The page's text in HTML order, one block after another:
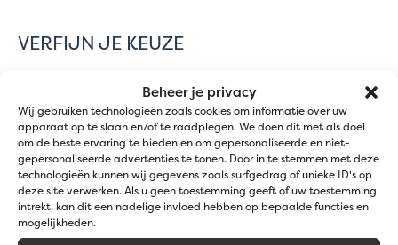
Beheer je privacy
Wij gebruiken technologieën zoals cookies om informatie over uw
apparaat op te slaan en/of te raadplegen. We doen dit met als doel
om de beste ervaring te bieden en om gepersonaliseerde en niet-
gepersonaliseerde advertenties te tonen. Door in te stemmen met deze
technologieën kunnen wij gegevens zoals surfgedrag of unieke ID's op
deze site verwerken. Als u geen toestemming geeft of uw toestemming
intrekt, kan dit een nadelige invloed hebben op bepaalde functies en
mogelijkheden.
VERFIJN JE KEUZE
Toepassingen
Afscherming
Landschapsinrichting
Kleur